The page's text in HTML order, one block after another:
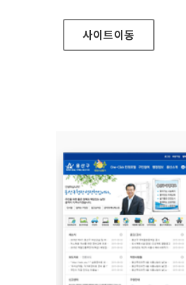
사이트이동